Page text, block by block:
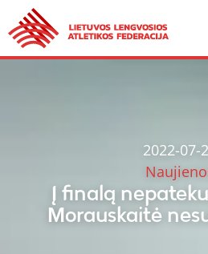
2022-07-
Į finalą
Morauskaitė